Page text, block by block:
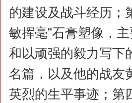
的建设及战斗经历；
敏挥毫”石膏塑像，
和以顽强的毅力写下
名篇，以及他的战友
英烈的生平事迹；第